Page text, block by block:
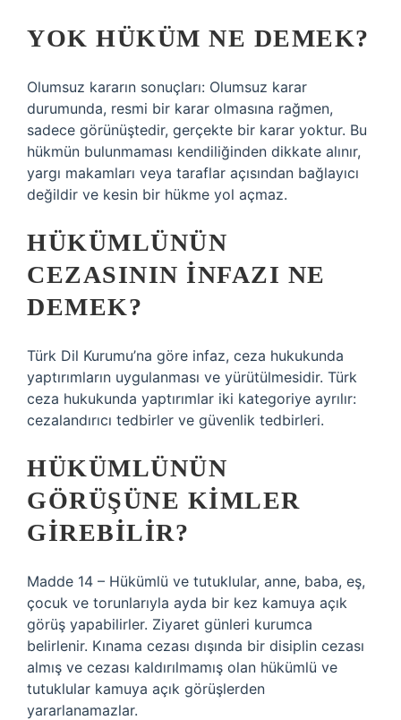
YOK HÜKÜM NE DEMEK?
Olumsuz kararın sonuçları: Olumsuz karar
durumunda, resmi bir karar olmasına rağmen,
sadece görünüştedir, gerçekte bir karar yoktur. Bu
hükmün bulunmaması kendiliğinden dikkate alınır,
yargı makamları veya taraflar açısından bağlayıcı
değildir ve kesin bir hükme yol açmaz.
HÜKÜMLÜNÜN
CEZASININ INFAZI NE
DEMEK?
Türk Dil Kurumu’na göre infaz, ceza hukukunda
yaptırımların uygulanması ve yürütülmesidir. Türk
ceza hukukunda yaptırımlar iki kategoriye ayrılır:
cezalandırıcı tedbirler ve güvenlik tedbirleri.
HÜKÜMLÜNÜN
GÖRÜŞÜNE KIMLER
GIREBILIR?
Madde 14 – Hükümlü ve tutuklular, anne, baba, eş,
çocuk ve torunlarıyla ayda bir kez kamuya açık
görüş yapabilirler. Ziyaret günleri kurumca
belirlenir. Kınama cezası dışında bir disiplin cezası
almış ve cezası kaldırılmamış olan hükümlü ve
tutuklular kamuya açık görüşlerden
yararlanamazlar.